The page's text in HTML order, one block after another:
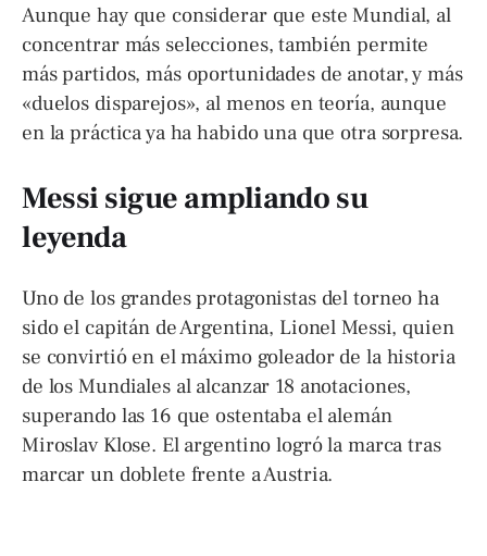
Aunque hay que considerar que este Mundial, al
concentrar más selecciones, también permite
más partidos, más oportunidades de anotar, y más
«duelos disparejos», al menos en teoría, aunque
en la práctica ya ha habido una que otra sorpresa.
Messi sigue ampliando su
leyenda
Uno de los grandes protagonistas del torneo ha
sido el capitán de Argentina, Lionel Messi, quien
se convirtió en el máximo goleador de la historia
de los Mundiales al alcanzar 18 anotaciones,
superando las 16 que ostentaba el alemán
Miroslav Klose. El argentino logró la marca tras
marcar un doblete frente a Austria.